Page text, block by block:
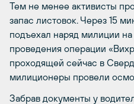
Тем не менее активисты
запас листовок. Через 15
подъехал наряд милиции
проведения операции
проходящей сейчас в
милиционеры провели
Забрав документы у